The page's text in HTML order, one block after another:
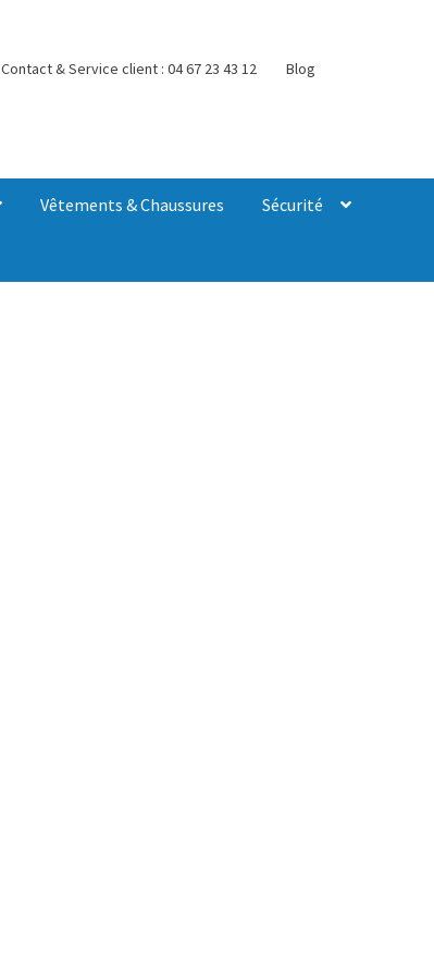
Contact & Service client : 04 67 23 43 12 Blog
Vêtements & Chaussures Sécurité